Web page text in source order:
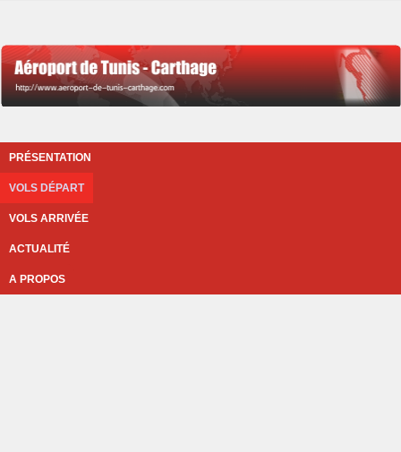
PRÉSENTATION
VOLS DÉPART
VOLS ARRIVÉE
ACTUALITÉ
A PROPOS